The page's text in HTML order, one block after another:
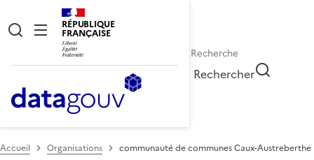
RÉPUBLIQUE
FRANÇAISE
Rechercher
Accueil Organisations communauté de communes Caux-Austreberthe